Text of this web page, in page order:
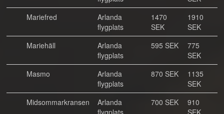
Mariefred
Arlanda
flygplats
1470
SEK
1910
SEK
Mariehäll
Arlanda
flygplats
595 SEK
775
SEK
Masmo
Arlanda
flygplats
870 SEK
1135
SEK
Midsommarkransen
Arlanda
flygplats
700 SEK
910
SEK